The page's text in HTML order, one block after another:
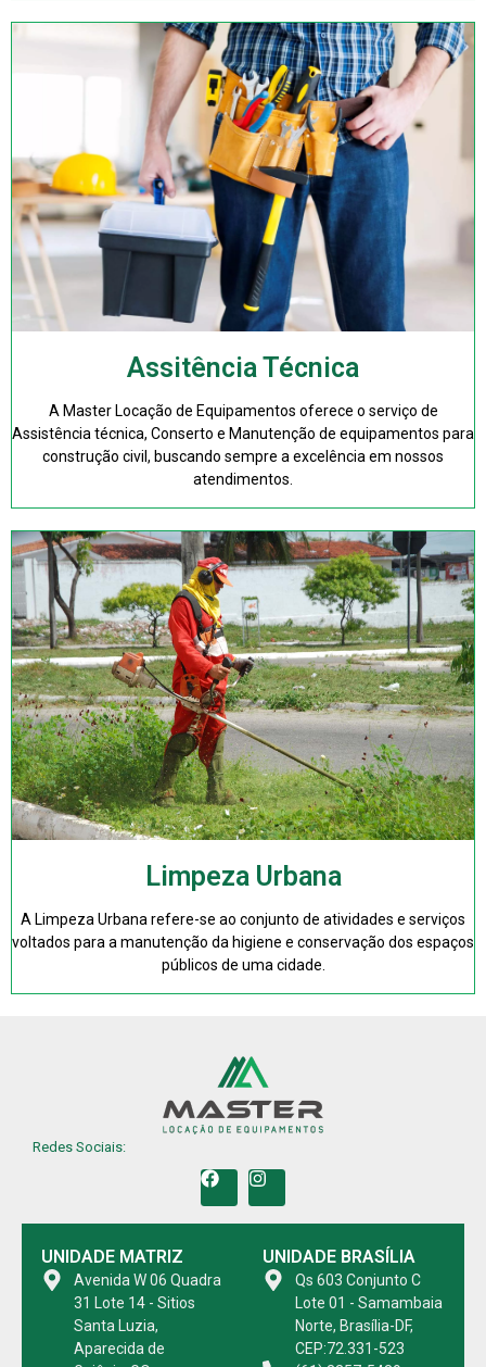
Assitência Técnica
A Master Locação de Equipamentos oferece o serviço de
Assistência técnica, Conserto e Manutenção de equipamentos para
construção civil, buscando sempre a excelência em nossos
atendimentos.
Limpeza Urbana
A Limpeza Urbana refere-se ao conjunto de atividades e serviços
voltados para a manutenção da higiene e conservação dos espaços
públicos de uma cidade.
Redes Sociais:
UNIDADE MATRIZ
Avenida W 06 Quadra
31 Lote 14 - Sitios
Santa Luzia,
Aparecida de
UNIDADE BRASÍLIA
Qs 603 Conjunto C
Lote 01 - Samambaia
Norte, Brasília-DF,
CEP:72.331-523